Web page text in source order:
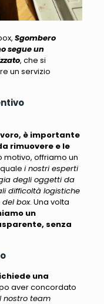
Sgombero
segue un
, che si
un servizio
è importante
rimuovere e le
motivo, offriamo un
i nostri esperti
degli oggetti da
difficoltà logistiche
del box. Una volta
un
senza
una
aver concordato
nostro team